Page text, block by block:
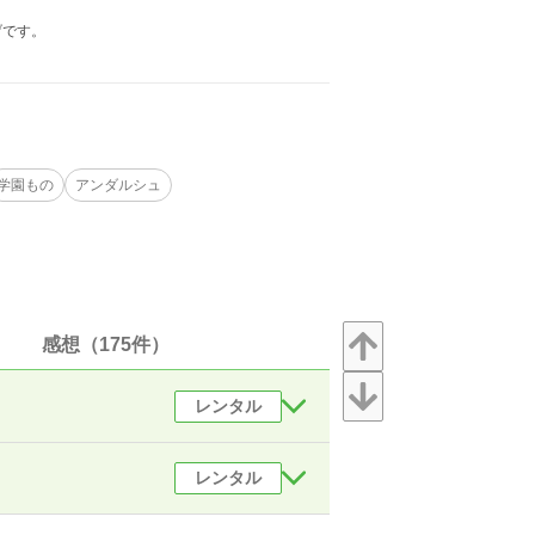
す。
園もの アンダルシュ
感想（175件）
レンタル
レンタル